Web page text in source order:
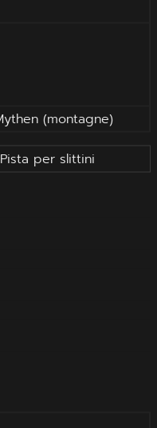
(montagne)
Pista per slittini